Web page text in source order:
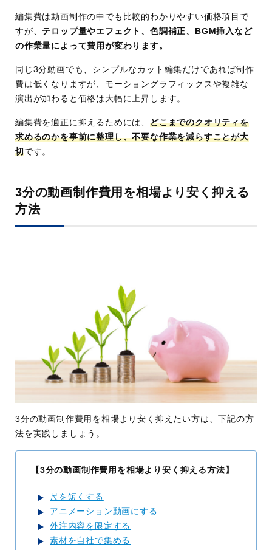
編集費は動画制作の中でも比較的わかりやすい価格項目で
すが、 テロップ量やエフェクト、色調補正、BGM挿入など
の作業量によって費用が変わります。
同じ3分動画でも、シンプルなカット編集だけであれば制作
費は低くなりますが、モーショングラフィックスや複雑な
演出が加わると価格は大幅に上昇します。
編集費を適正に抑えるためには、 どこまでのクオリティを
求めるのかを事前に整理し、不要な作業を減らすことが大
切です。
3分の動画制作費用を相場より安く抑える
方法
3分の動画制作費用を相場より安く抑えたい方は、下記の方
法を実践しましょう。
【3分の動画制作費用を相場より安く抑える方法】
尺を短くする
アニメーション動画にする
外注内容を限定する
素材を自社で集める